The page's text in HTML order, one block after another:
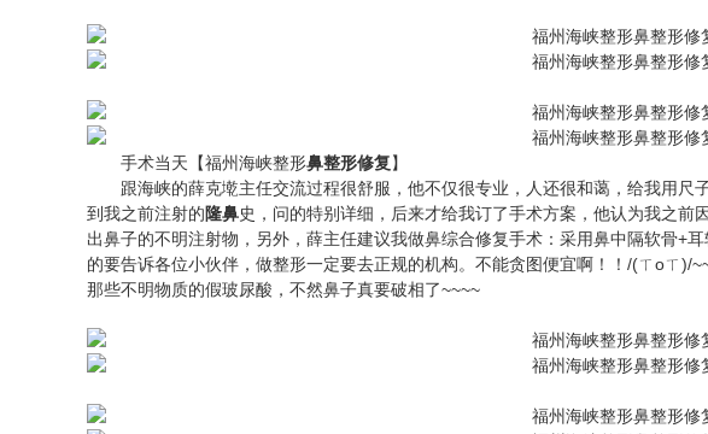
手术当天【福州海峡整形鼻整形修复】
跟海峡的薛克墘主任交流过程很舒服，他不仅很专业，人还很和蔼，给我用尺
到我之前注射的隆鼻史，问的特别详细，后来才给我订了手术方案，他认为我之
出鼻子的不明注射物，另外，薛主任建议我做鼻综合修复手术：采用鼻中隔软骨+
的要告诉各位小伙伴，做整形一定要去正规的机构。不能贪图便宜啊！！/(ㄒoㄒ)/
那些不明物质的假玻尿酸，不然鼻子真要破相了~~~~